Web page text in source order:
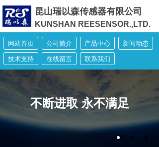
昆山瑞以森传感器有限公司
KUNSHAN REESENSOR.,LTD.
网站首页 公司简介 产品中心 新闻动态
技术支持 在线留言 联系我们
不断进取 永不满足